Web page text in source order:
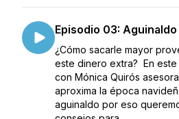
Episodio 03:
¿Cómo sacarle mayor
este dinero extra? En
con Mónica Quirós
aproxima la época
aguinaldo por eso